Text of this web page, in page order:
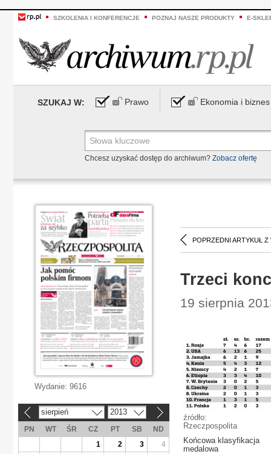
SZKOLENIA I KONFERENCJE POZNAJ NASZE PRODUKTY E-
SZUKAJ W: Prawo Ekonomia i biznes
Chcesz uzyskać dostęp do archiwum? Zobacz ofertę
POPRZEDNI ARTYKUŁ Z
Trzeci
19 sierpnia
źródło:
Rzeczpospolita
Końcowa klasyfikacja
medalowa
Wydanie: 9616
sierpień 2013
PN WT ŚR CZ PT SB
ND
1
2 3
4